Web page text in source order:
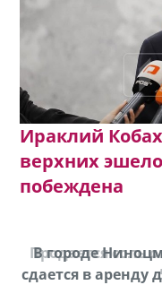
Ираклий
верхних
побеждена
Продается соль
В городе
cдается в аренду